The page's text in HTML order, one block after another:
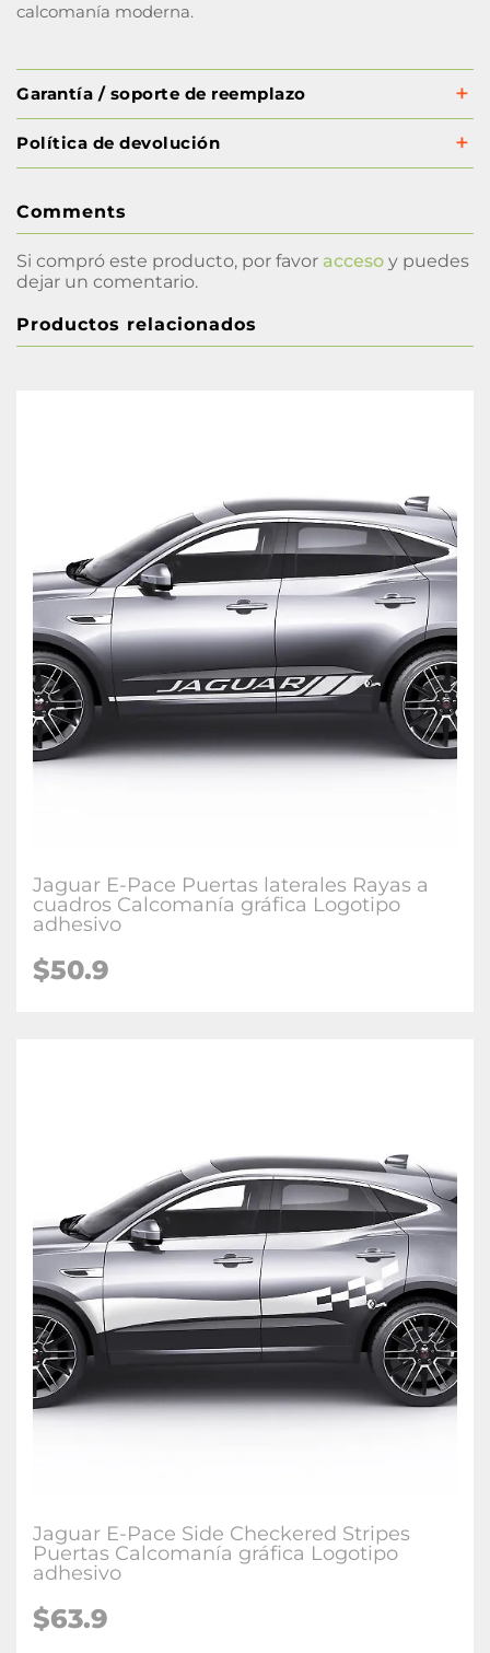
calcomanía moderna.
Garantía / soporte de reemplazo
Política de devolución
Comments
Si compró este producto, por favor acceso y puedes
dejar un comentario.
Productos relacionados
Jaguar E-Pace Puertas laterales Rayas a
cuadros Calcomanía gráfica Logotipo
adhesivo
$50.9
Jaguar E-Pace Side Checkered Stripes
Puertas Calcomanía gráfica Logotipo
adhesivo
$63.9